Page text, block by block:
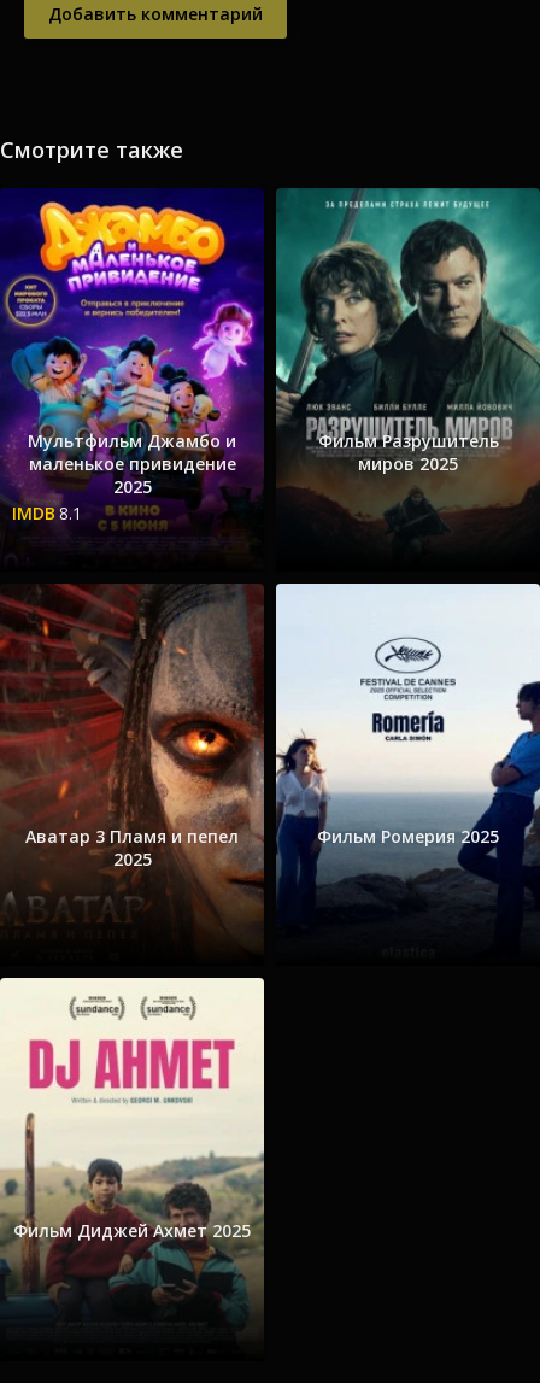
Добавить комментарий
Смотрите также
Мультфильм Джамбо и
маленькое привидение
2025
8.1
Фильм Разрушитель
миров 2025
Аватар 3 Пламя и пепел
2025
Фильм Ромерия 2025
Фильм Диджей Ахмет 2025